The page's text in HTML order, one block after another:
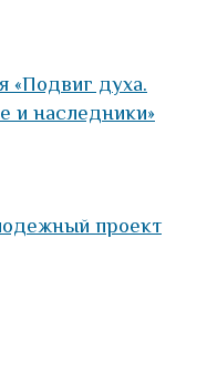
«Подвиг духа.
и наследники»
проект